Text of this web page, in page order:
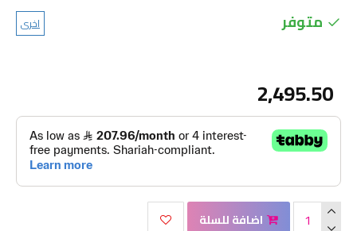
متوفر اخرى
2,495.50
اضافة للسلة